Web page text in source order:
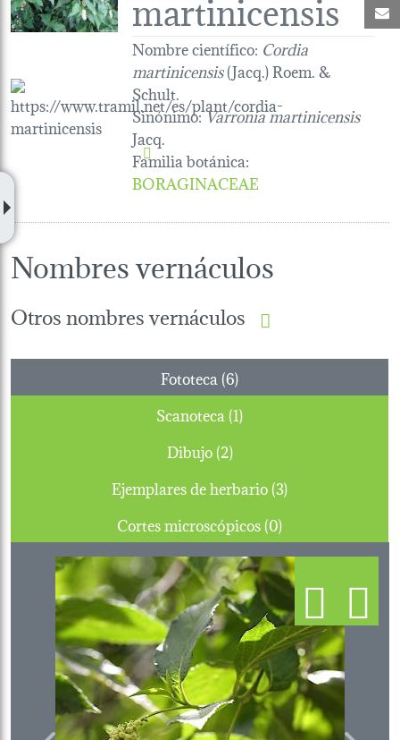
Nombre científico: Cordia
martinicensis(Jacq.) Roem. &
Schult.
Sinónimo:Varronia martinicensis
Jacq.
Familia botánica:
BORAGINACEAE
Nombres vernáculos
Otros nombres vernáculos
Fototeca (6)
Scanoteca (1)
Dibujo (2)
Ejemplares de herbario (3)
Cortes microscópicos (0)